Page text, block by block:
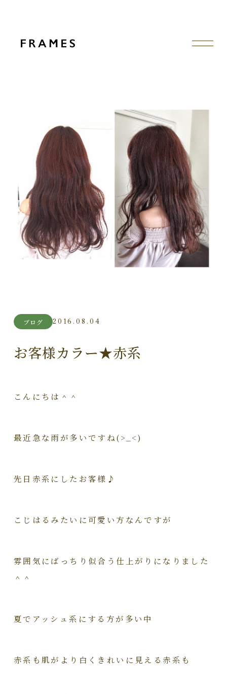
ブログ 2016.08.04
お客様カラー★赤系
こんにちは＾＾
最近急な雨が多いですね(>_<)
先日赤系にしたお客様♪
こじはるみたいに可愛い方なんですが
雰囲気にばっちり似合う仕上がりになりました
＾＾
夏でアッシュ系にする方が多い中
赤系も肌がより白くきれいに見える赤系も